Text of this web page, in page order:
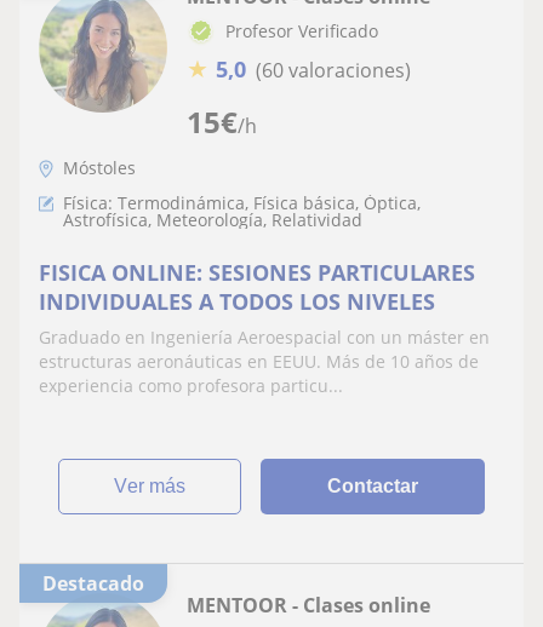
15€/h
Profesor Verificado
★ 5,0 (60 valoraciones)
Móstoles
Física: Termodinámica, Física básica, Óptica,
Astrofísica, Meteorología, Relatividad
FISICA ONLINE: SESIONES PARTICULARES
INDIVIDUALES A TODOS LOS NIVELES
Graduado en Ingeniería Aeroespacial con un máster en
estructuras aeronáuticas en EEUU. Más de 10 años de
experiencia como profesora particu...
ver más Contactar
Destacado
MENTOOR - Clases online